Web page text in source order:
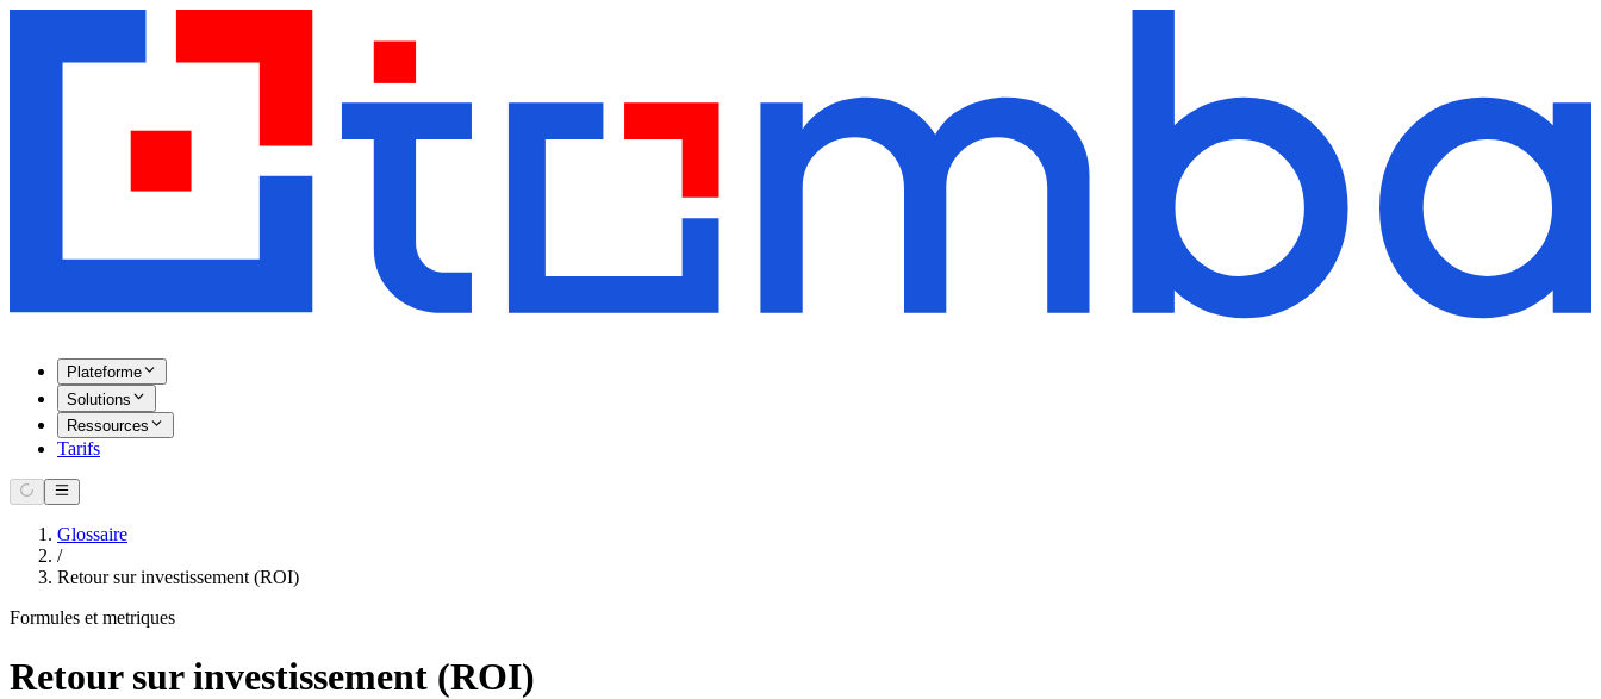
Plateforme
Solutions
Ressources
Tarifs
Glossaire
/
Retour sur investissement (ROI)
Formules et metriques
Retour sur investissement (ROI)